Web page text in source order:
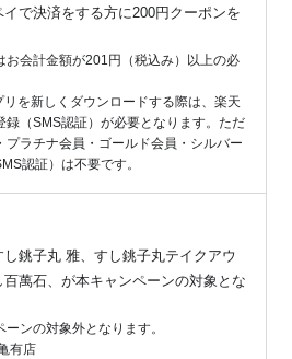
で決済をする方に200円クーポンを
お会計金額が201円（税込み）以上の必
を新しくダウンロードする際は、楽天
録（SMS認証）が必要となります。ただ
プラチナ会員・ゴールド会員・シルバー
認証）は不要です。
銚子丸 雅、すし銚子丸テイクアウ
百萬石、が本キャンペーンの対象とな
ンの対象外となります。
有店